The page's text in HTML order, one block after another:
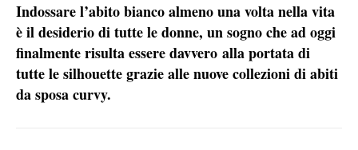
Indossare l’abito bianco almeno una volta nella vita
è il desiderio di tutte le donne, un sogno che ad oggi
finalmente risulta essere davvero alla portata di
tutte le silhouette grazie alle nuove collezioni di abiti
da sposa curvy.